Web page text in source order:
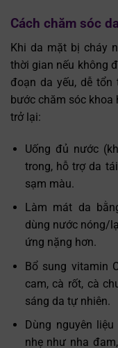
Cách chăm sóc
Khi da mặt bị cháy
thời gian nếu không
đoạn da yếu, dễ
bước chăm sóc khoa
trở lại:
Uống đủ nước
trong, hỗ trợ da
sạm màu.
Làm mát da
dùng nước nóng/
ứng nặng hơn.
Bổ sung vitamin
cam, cà rốt, cà
sáng da tự nhiên.
Dùng nguyên
nhẹ như nha